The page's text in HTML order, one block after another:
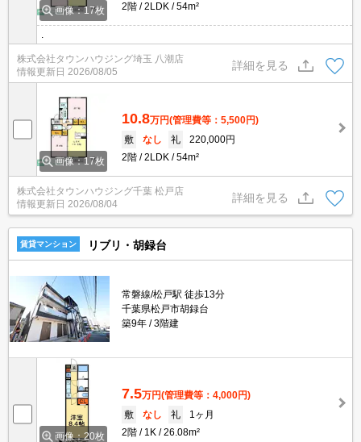
画像：17枚
2階
2LDK 54m²
株式会社タウンハウジング埼玉 八潮店
情報更新日 2026/08/05
詳細を見る
画像：17枚
10.8万円(管理費等：5,500円)
敷
なし 礼
220,000円
2階
2LDK 54m²
株式会社タウンハウジング千葉 松戸店
情報更新日 2026/08/04
詳細を見る
賃貸マンション リブリ・胡録台
常磐線/松戸駅 徒歩13分
千葉県松戸市胡録台
築9年
3階建
画像：20枚
7.5万円(管理費等：4,000円)
敷
なし 礼
1ヶ月
2階
1K 26.08m²